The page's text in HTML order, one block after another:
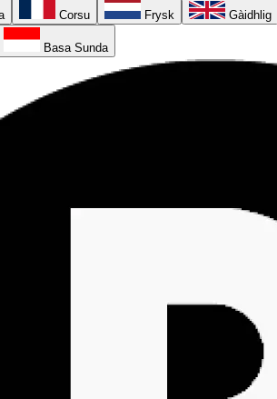
Corsu Frysk Gàidhlig
Basa Sunda